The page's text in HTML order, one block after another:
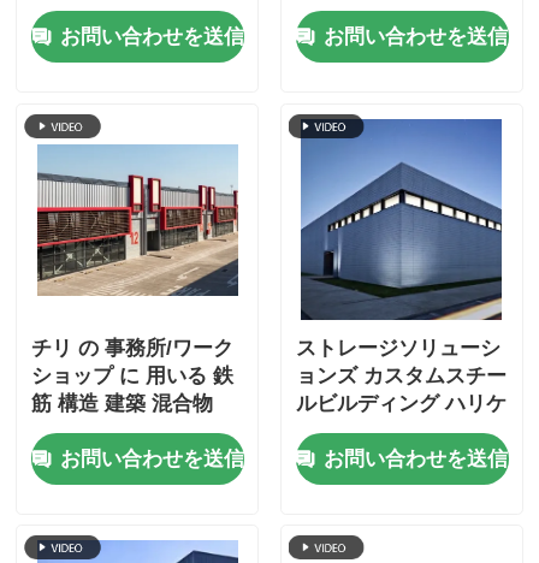
お問い合わせを送信 お問い合わせを送信
チリ の 事務所/ワーク
ショップ に 用いる 鉄
筋 構造 建築 混合物
お問い合わせを送信
ストレージソリューシ
ョンズ カスタムスチー
ルビルディング ハリケ
ーンプルーフ メタル倉
庫 お問い合わせを送信